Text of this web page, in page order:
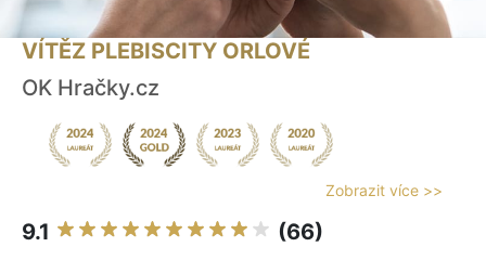
VÍTĚZ PLEBISCITY ORLOVÉ
OK Hračky.cz
Zobrazit více >>
9.1 (66)